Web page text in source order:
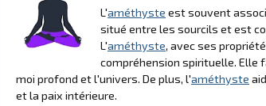
L'améthyste est souvent
situé entre les sourcils et est
L'améthyste, avec ses
compréhension spirituelle. Elle
moi profond et l'univers. De plus, l'améthyste
et la paix intérieure.